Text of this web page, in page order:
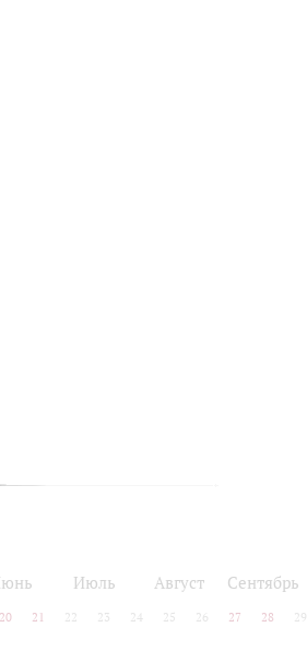
Июль Август Сентябрь
20 21 22 23 24 25 26 27 28 29